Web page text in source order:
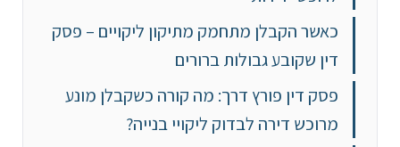
כאשר הקבלן מתחמק מתיקון ליקויים – פסק
דין שקובע גבולות ברורים
פסק דין פורץ דרך: מה קורה כשקבלן מונע
מרוכש דירה לבדוק ליקויי בנייה?